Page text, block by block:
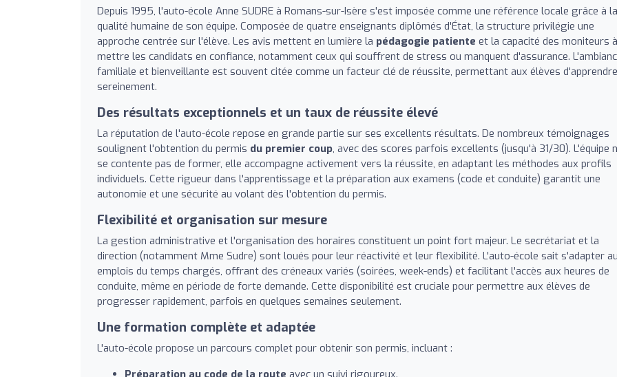
Depuis 1995, l'auto-école Anne SUDRE à Romans-sur-Isère s'est imposée comme une référence locale grâce à la
qualité humaine de son équipe. Composée de quatre enseignants diplômés d'État, la structure privilégie une
approche centrée sur l'élève. Les avis mettent en lumière la pédagogie patiente et la capacité des moniteurs à
mettre les candidats en confiance, notamment ceux qui souffrent de stress ou manquent d'assurance.
familiale et bienveillante est souvent citée comme un facteur clé de réussite, permettant aux élèves d'apprendre
sereinement.
Des résultats exceptionnels et un taux de réussite élevé
La réputation de l'auto-école repose en grande partie sur ses excellents résultats. De nombreux témoignages
soulignent l'obtention du permis du premier coup, avec des scores parfois excellents (jusqu'à 31/30). L'équipe
se contente pas de former, elle accompagne activement vers la réussite, en adaptant les méthodes aux profils
individuels. Cette rigueur dans l'apprentissage et la préparation aux examens (code et conduite) garantit une
autonomie et une sécurité au volant dès l'obtention du permis.
Flexibilité et organisation sur mesure
La gestion administrative et l'organisation des horaires constituent un point fort majeur. Le secrétariat et la
direction (notamment Mme Sudre) sont loués pour leur réactivité et leur flexibilité. L'auto-école sait s'adapter
emplois du temps chargés, offrant des créneaux variés (soirées, week-ends) et facilitant l'accès aux heures de
conduite, même en période de forte demande. Cette disponibilité est cruciale pour permettre aux élèves de
progresser rapidement, parfois en quelques semaines seulement.
Une formation complète et adaptée
L'auto-école propose un parcours complet pour obtenir son permis, incluant :
Préparation au code de la route avec un suivi rigoureux.